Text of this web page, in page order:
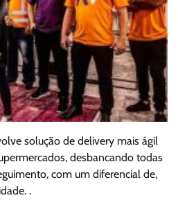
solução de delivery mais ágil
desbancando todas
com um diferencial de,
.